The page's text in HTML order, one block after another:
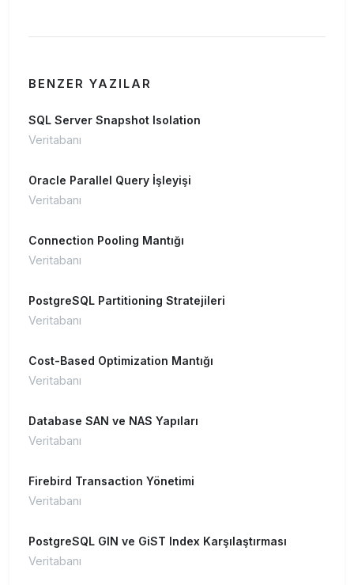
BENZER YAZILAR
SQL Server Snapshot Isolation
Veritabanı
Oracle Parallel Query İşleyişi
Veritabanı
Connection Pooling Mantığı
Veritabanı
PostgreSQL Partitioning Stratejileri
Veritabanı
Cost-Based Optimization Mantığı
Veritabanı
Database SAN ve NAS Yapıları
Veritabanı
Firebird Transaction Yönetimi
Veritabanı
PostgreSQL GIN ve GiST Index Karşılaştırması
Veritabanı